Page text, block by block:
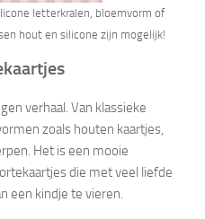
letterkralen, bloemvorm of
hout en silicone zijn mogelijk!
verhaal. Van klassieke
zoals houten kaartjes,
Het is een mooie
die met veel liefde
een kindje te vieren.